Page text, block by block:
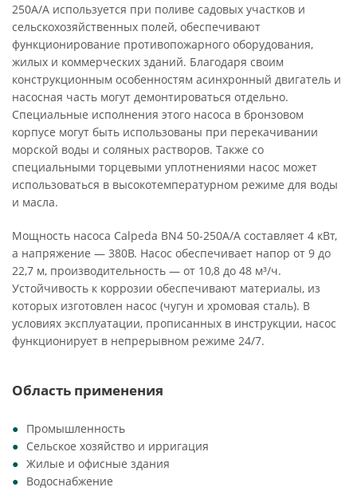
250A/A используется при поливе садовых участков и
сельскохозяйственных полей, обеспечивают
функционирование противопожарного оборудования,
жилых и коммерческих зданий. Благодаря своим
конструкционным особенностям асинхронный двигатель и
насосная часть могут демонтироваться отдельно.
Специальные исполнения этого насоса в бронзовом
корпусе могут быть использованы при перекачивании
морской воды и соляных растворов. Также со
специальными торцевыми уплотнениями насос может
использоваться в высокотемпературном режиме для воды
и масла.
Мощность насоса Calpeda BN4 50-250A/A составляет 4 кВт,
а напряжение — 380В. Насос обеспечивает напор от 9 до
22,7 м, производительность — от 10,8 до 48 м³/ч.
Устойчивость к коррозии обеспечивают материалы, из
которых изготовлен насос (чугун и хромовая сталь). В
условиях эксплуатации, прописанных в инструкции, насос
функционирует в непрерывном режиме 24/7.
Область применения
Промышленность
Сельское хозяйство и ирригация
Жилые и офисные здания
Водоснабжение